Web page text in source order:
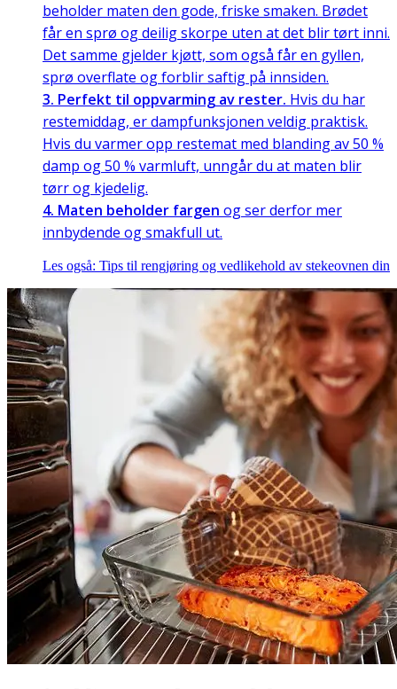
beholder maten den gode, friske smaken. Brødet
får en sprø og deilig skorpe uten at det blir tørt inni.
Det samme gjelder kjøtt, som også får en gyllen,
sprø overflate og forblir saftig på innsiden.
3. Perfekt til oppvarming av rester. Hvis du har
restemiddag, er dampfunksjonen veldig praktisk.
Hvis du varmer opp restemat med blanding av 50 %
damp og 50 % varmluft, unngår du at maten blir
tørr og kjedelig.
4. Maten beholder fargen og ser derfor mer
innbydende og smakfull ut.
Les også: Tips til rengjøring og vedlikehold av stekeovnen din